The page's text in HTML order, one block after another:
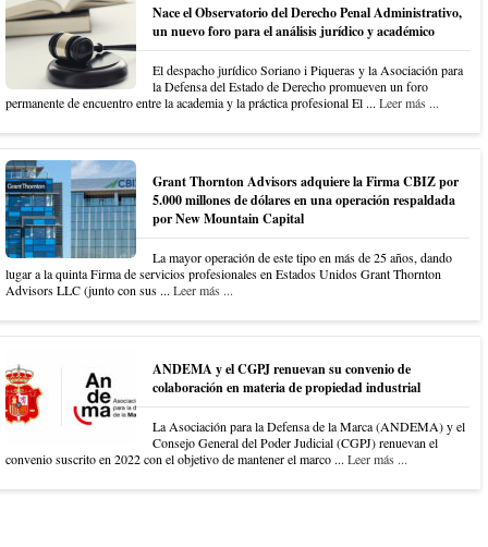
Nace el Observatorio del Derecho Penal Administrativo,
un nuevo foro para el análisis jurídico y académico
El despacho jurídico Soriano i Piqueras y la Asociación para
la Defensa del Estado de Derecho promueven un foro
permanente de encuentro entre la academia y la práctica profesional El ... Leer más ...
Grant Thornton Advisors adquiere la Firma CBIZ por
5.000 millones de dólares en una operación respaldada
por New Mountain Capital
La mayor operación de este tipo en más de 25 años, dando
lugar a la quinta Firma de servicios profesionales en Estados Unidos Grant Thornton
Advisors LLC (junto con sus ... Leer más ...
ANDEMA y el CGPJ renuevan su convenio de
colaboración en materia de propiedad industrial
La Asociación para la Defensa de la Marca (ANDEMA) y el
Consejo General del Poder Judicial (CGPJ) renuevan el
convenio suscrito en 2022 con el objetivo de mantener el marco ... Leer más ...